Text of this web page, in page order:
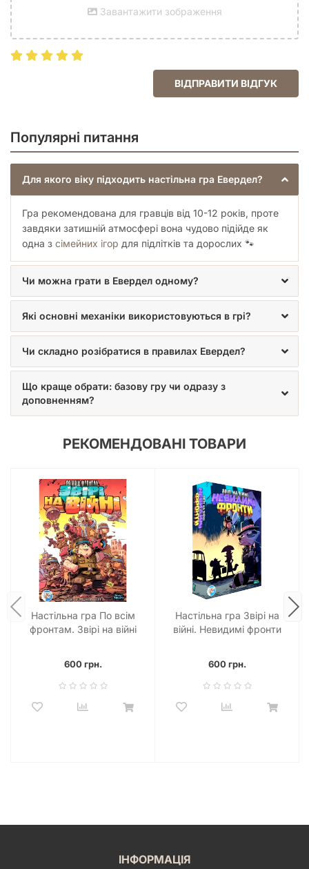
приготування до пори року, гравець забирає назад усі
виставлені фішки. Навесні гравець отримує одного
додаткового робітника й активує карти виробництва
робітника та може взяти до двох карт з Левади. Восени
гравець отримує двох додаткових робітників і активує
карти виробництва у своєму місті.
Кінець гри
року. Учасники підсумовують переможні очки на картах і
жетонах. Далі вони рахують бонуси на своїх картах
процвітання та додають очки за подорожі та події.
Перемагає гравець із найбільшою кількістю очок.
Завантажити зображення
ВІДПРАВИТИ ВІДГУК
Популярні питання
Для якого віку підходить настільна гра Евердел?
Гра рекомендована для гравців від 10-12 років, проте
завдяки затишній атмосфері вона чудово підійде як
одна з сімейних ігор для підлітків та дорослих 🐾
Чи можна грати в Евердел одному?
Які основні механіки використовуються в грі?
Чи складно розібратися в правилах Евердел?
Що краще обрати: базову гру чи одразу з
доповненням?
РЕКОМЕНДОВАНІ ТОВАРИ
Настільна гра По всім
фронтам. Звірі на війні
600 грн.
Настільна гра Звірі на
війні. Невидимі фронти
600 грн.
ІНФОРМАЦІЯ